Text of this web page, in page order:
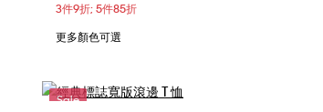
3件9折; 5件85折
更多顏色可選
Sale